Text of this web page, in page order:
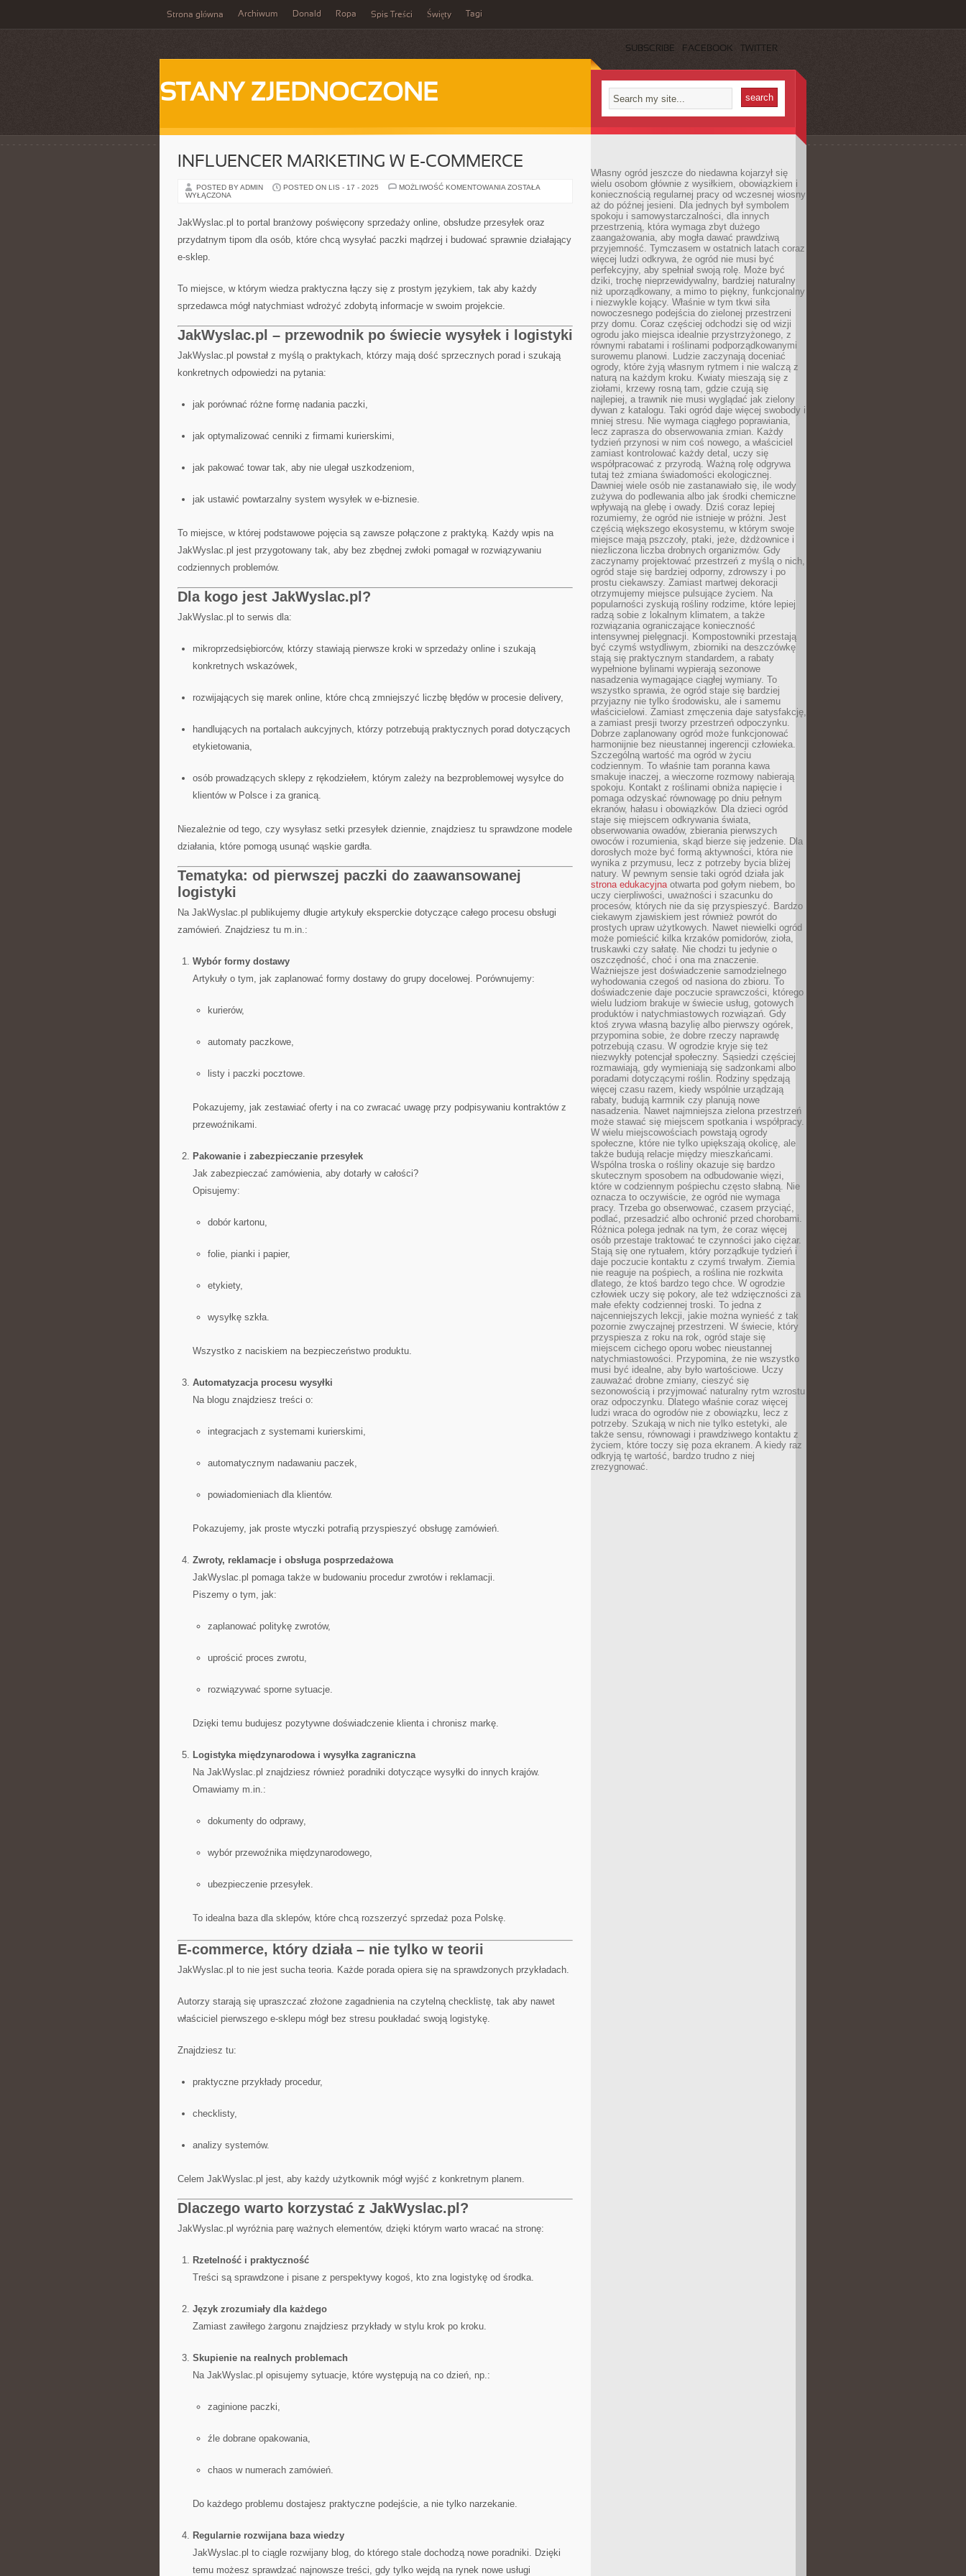
Strona główna Archiwum Donald Ropa Spis Treści Święty Tagi
SUBSCRIBE FACEBOOK TWITTER
STANY ZJEDNOCZONE
INFLUENCER MARKETING W E-COMMERCE
POSTED BY ADMIN POSTED ON LIS - 17 - 2025 MOŻLIWOŚĆ KOMENTOWANIA INFLUENCER
COMMERCE
ZOSTAŁA
WYŁĄCZONA
JakWyslac.pl to portal branżowy poświęcony sprzedaży online, obsłudze przesyłek oraz
przydatnym tipom dla osób, które chcą wysyłać paczki mądrzej i budować sprawnie działający
e-sklep.
To miejsce, w którym wiedza praktyczna łączy się z prostym językiem, tak aby każdy
sprzedawca mógł natychmiast wdrożyć zdobytą informacje w swoim projekcie.
JakWyslac.pl – przewodnik po świecie wysyłek i logistyki
JakWyslac.pl powstał z myślą o praktykach, którzy mają dość sprzecznych porad i szukają
konkretnych odpowiedzi na pytania:
jak porównać różne formę nadania paczki,
jak optymalizować cenniki z firmami kurierskimi,
jak pakować towar tak, aby nie ulegał uszkodzeniom,
jak ustawić powtarzalny system wysyłek w e-biznesie.
To miejsce, w której podstawowe pojęcia są zawsze połączone z praktyką. Każdy wpis na
JakWyslac.pl jest przygotowany tak, aby bez zbędnej zwłoki pomagał w rozwiązywaniu
codziennych problemów.
Dla kogo jest JakWyslac.pl?
JakWyslac.pl to serwis dla:
mikroprzedsiębiorców, którzy stawiają pierwsze kroki w sprzedaży online i szukają
konkretnych wskazówek,
rozwijających się marek online, które chcą zmniejszyć liczbę błędów w procesie delivery,
handlujących na portalach aukcyjnych, którzy potrzebują praktycznych porad dotyczących
etykietowania,
osób prowadzących sklepy z rękodziełem, którym zależy na bezproblemowej wysyłce do
klientów w Polsce i za granicą.
Niezależnie od tego, czy wysyłasz setki przesyłek dziennie, znajdziesz tu sprawdzone modele
działania, które pomogą usunąć wąskie gardła.
Tematyka: od pierwszej paczki do zaawansowanej
logistyki
Na JakWyslac.pl publikujemy długie artykuły eksperckie dotyczące całego procesu obsługi
zamówień. Znajdziesz tu m.in.:
Wybór formy dostawy
Artykuły o tym, jak zaplanować formy dostawy do grupy docelowej. Porównujemy:
kurierów,
automaty paczkowe,
listy i paczki pocztowe.
Pokazujemy, jak zestawiać oferty i na co zwracać uwagę przy podpisywaniu kontraktów z
przewoźnikami.
Pakowanie i zabezpieczanie przesyłek
Jak zabezpieczać zamówienia, aby dotarły w całości?
Opisujemy:
dobór kartonu,
folie, pianki i papier,
etykiety,
wysyłkę szkła.
Wszystko z naciskiem na bezpieczeństwo produktu.
Automatyzacja procesu wysyłki
Na blogu znajdziesz treści o:
integracjach z systemami kurierskimi,
automatycznym nadawaniu paczek,
powiadomieniach dla klientów.
Pokazujemy, jak proste wtyczki potrafią przyspieszyć obsługę zamówień.
Zwroty, reklamacje i obsługa posprzedażowa
JakWyslac.pl pomaga także w budowaniu procedur zwrotów i reklamacji.
Piszemy o tym, jak:
zaplanować politykę zwrotów,
uprościć proces zwrotu,
rozwiązywać sporne sytuacje.
Dzięki temu budujesz pozytywne doświadczenie klienta i chronisz markę.
Logistyka międzynarodowa i wysyłka zagraniczna
Na JakWyslac.pl znajdziesz również poradniki dotyczące wysyłki do innych krajów.
Omawiamy m.in.:
dokumenty do odprawy,
wybór przewoźnika międzynarodowego,
ubezpieczenie przesyłek.
To idealna baza dla sklepów, które chcą rozszerzyć sprzedaż poza Polskę.
E-commerce, który działa – nie tylko w teorii
JakWyslac.pl to nie jest sucha teoria. Każde porada opiera się na sprawdzonych przykładach.
Autorzy starają się upraszczać złożone zagadnienia na czytelną checklistę, tak aby nawet
właściciel pierwszego e-sklepu mógł bez stresu poukładać swoją logistykę.
Znajdziesz tu:
praktyczne przykłady procedur,
checklisty,
analizy systemów.
Celem JakWyslac.pl jest, aby każdy użytkownik mógł wyjść z konkretnym planem.
Dlaczego warto korzystać z JakWyslac.pl?
JakWyslac.pl wyróżnia parę ważnych elementów, dzięki którym warto wracać na stronę:
Rzetelność i praktyczność
Treści są sprawdzone i pisane z perspektywy kogoś, kto zna logistykę od środka.
Język zrozumiały dla każdego
Zamiast zawiłego żargonu znajdziesz przykłady w stylu krok po kroku.
Skupienie na realnych problemach
Na JakWyslac.pl opisujemy sytuacje, które występują na co dzień, np.:
zaginione paczki,
źle dobrane opakowania,
chaos w numerach zamówień.
Do każdego problemu dostajesz praktyczne podejście, a nie tylko narzekanie.
Regularnie rozwijana baza wiedzy
JakWyslac.pl to ciągle rozwijany blog, do którego stale dochodzą nowe poradniki. Dzięki
temu możesz sprawdzać najnowsze treści, gdy tylko wejdą na rynek nowe usługi
Własny ogród jeszcze do niedawna kojarzył się
wielu osobom głównie z wysiłkiem, obowiązkiem i
koniecznością regularnej pracy od wczesnej wiosny
aż do późnej jesieni. Dla jednych był symbolem
spokoju i samowystarczalności, dla innych
przestrzenią, która wymaga zbyt dużego
zaangażowania, aby mogła dawać prawdziwą
przyjemność. Tymczasem w ostatnich latach coraz
więcej ludzi odkrywa, że ogród nie musi być
perfekcyjny, aby spełniał swoją rolę. Może być
dziki, trochę nieprzewidywalny, bardziej naturalny
niż uporządkowany, a mimo to piękny, funkcjonalny
i niezwykle kojący. Właśnie w tym tkwi siła
nowoczesnego podejścia do zielonej przestrzeni
przy domu. Coraz częściej odchodzi się od wizji
ogrodu jako miejsca idealnie przystrzyżonego, z
równymi rabatami i roślinami podporządkowanymi
surowemu planowi. Ludzie zaczynają doceniać
ogrody, które żyją własnym rytmem i nie walczą z
naturą na każdym kroku. Kwiaty mieszają się z
ziołami, krzewy rosną tam, gdzie czują się
najlepiej, a trawnik nie musi wyglądać jak zielony
dywan z katalogu. Taki ogród daje więcej swobody i
mniej stresu. Nie wymaga ciągłego poprawiania,
lecz zaprasza do obserwowania zmian. Każdy
tydzień przynosi w nim coś nowego, a właściciel
zamiast kontrolować każdy detal, uczy się
współpracować z przyrodą. Ważną rolę odgrywa
tutaj też zmiana świadomości ekologicznej.
Dawniej wiele osób nie zastanawiało się, ile wody
zużywa do podlewania albo jak środki chemiczne
wpływają na glebę i owady. Dziś coraz lepiej
rozumiemy, że ogród nie istnieje w próżni. Jest
częścią większego ekosystemu, w którym swoje
miejsce mają pszczoły, ptaki, jeże, dżdżownice i
niezliczona liczba drobnych organizmów. Gdy
zaczynamy projektować przestrzeń z myślą o nich,
ogród staje się bardziej odporny, zdrowszy i po
prostu ciekawszy. Zamiast martwej dekoracji
otrzymujemy miejsce pulsujące życiem. Na
popularności zyskują rośliny rodzime, które lepiej
radzą sobie z lokalnym klimatem, a także
rozwiązania ograniczające konieczność
intensywnej pielęgnacji. Kompostowniki przestają
być czymś wstydliwym, zbiorniki na deszczówkę
stają się praktycznym standardem, a rabaty
wypełnione bylinami wypierają sezonowe
nasadzenia wymagające ciągłej wymiany. To
wszystko sprawia, że ogród staje się bardziej
przyjazny nie tylko środowisku, ale i samemu
właścicielowi. Zamiast zmęczenia daje satysfakcję,
a zamiast presji tworzy przestrzeń odpoczynku.
Dobrze zaplanowany ogród może funkcjonować
harmonijnie bez nieustannej ingerencji człowieka.
Szczególną wartość ma ogród w życiu
codziennym. To właśnie tam poranna kawa
smakuje inaczej, a wieczorne rozmowy nabierają
spokoju. Kontakt z roślinami obniża napięcie i
pomaga odzyskać równowagę po dniu pełnym
ekranów, hałasu i obowiązków. Dla dzieci ogród
staje się miejscem odkrywania świata,
obserwowania owadów, zbierania pierwszych
owoców i rozumienia, skąd bierze się jedzenie. Dla
dorosłych może być formą aktywności, która nie
wynika z przymusu, lecz z potrzeby bycia bliżej
natury. W pewnym sensie taki ogród działa jak
strona edukacyjnaotwarta pod gołym niebem, bo
uczy cierpliwości, uważności i szacunku do
procesów, których nie da się przyspieszyć. Bardzo
ciekawym zjawiskiem jest również powrót do
prostych upraw użytkowych. Nawet niewielki ogród
może pomieścić kilka krzaków pomidorów, zioła,
truskawki czy sałatę. Nie chodzi tu jedynie o
oszczędność, choć i ona ma znaczenie.
Ważniejsze jest doświadczenie samodzielnego
wyhodowania czegoś od nasiona do zbioru. To
doświadczenie daje poczucie sprawczości, którego
wielu ludziom brakuje w świecie usług, gotowych
produktów i natychmiastowych rozwiązań. Gdy
ktoś zrywa własną bazylię albo pierwszy ogórek,
przypomina sobie, że dobre rzeczy naprawdę
potrzebują czasu. W ogrodzie kryje się też
niezwykły potencjał społeczny. Sąsiedzi częściej
rozmawiają, gdy wymieniają się sadzonkami albo
poradami dotyczącymi roślin. Rodziny spędzają
więcej czasu razem, kiedy wspólnie urządzają
rabaty, budują karmnik czy planują nowe
nasadzenia. Nawet najmniejsza zielona przestrzeń
może stawać się miejscem spotkania i współpracy.
W wielu miejscowościach powstają ogrody
społeczne, które nie tylko upiększają okolicę, ale
także budują relacje między mieszkańcami.
Wspólna troska o rośliny okazuje się bardzo
skutecznym sposobem na odbudowanie więzi,
które w codziennym pośpiechu często słabną. Nie
oznacza to oczywiście, że ogród nie wymaga
pracy. Trzeba go obserwować, czasem przyciąć,
podlać, przesadzić albo ochronić przed chorobami.
Różnica polega jednak na tym, że coraz więcej
osób przestaje traktować te czynności jako ciężar.
Stają się one rytuałem, który porządkuje tydzień i
daje poczucie kontaktu z czymś trwałym. Ziemia
nie reaguje na pośpiech, a roślina nie rozkwita
dlatego, że ktoś bardzo tego chce. W ogrodzie
człowiek uczy się pokory, ale też wdzięczności za
małe efekty codziennej troski. To jedna z
najcenniejszych lekcji, jakie można wynieść z tak
pozornie zwyczajnej przestrzeni. W świecie, który
przyspiesza z roku na rok, ogród staje się
miejscem cichego oporu wobec nieustannej
natychmiastowości. Przypomina, że nie wszystko
musi być idealne, aby było wartościowe. Uczy
zauważać drobne zmiany, cieszyć się
sezonowością i przyjmować naturalny rytm wzrostu
oraz odpoczynku. Dlatego właśnie coraz więcej
ludzi wraca do ogrodów nie z obowiązku, lecz z
potrzeby. Szukają w nich nie tylko estetyki, ale
także sensu, równowagi i prawdziwego kontaktu z
życiem, które toczy się poza ekranem. A kiedy raz
odkryją tę wartość, bardzo trudno z niej
zrezygnować.